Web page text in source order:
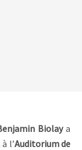
Biolaya
l’Auditorium de